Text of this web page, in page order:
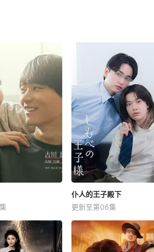
仆人的王子殿下
更新至第06集